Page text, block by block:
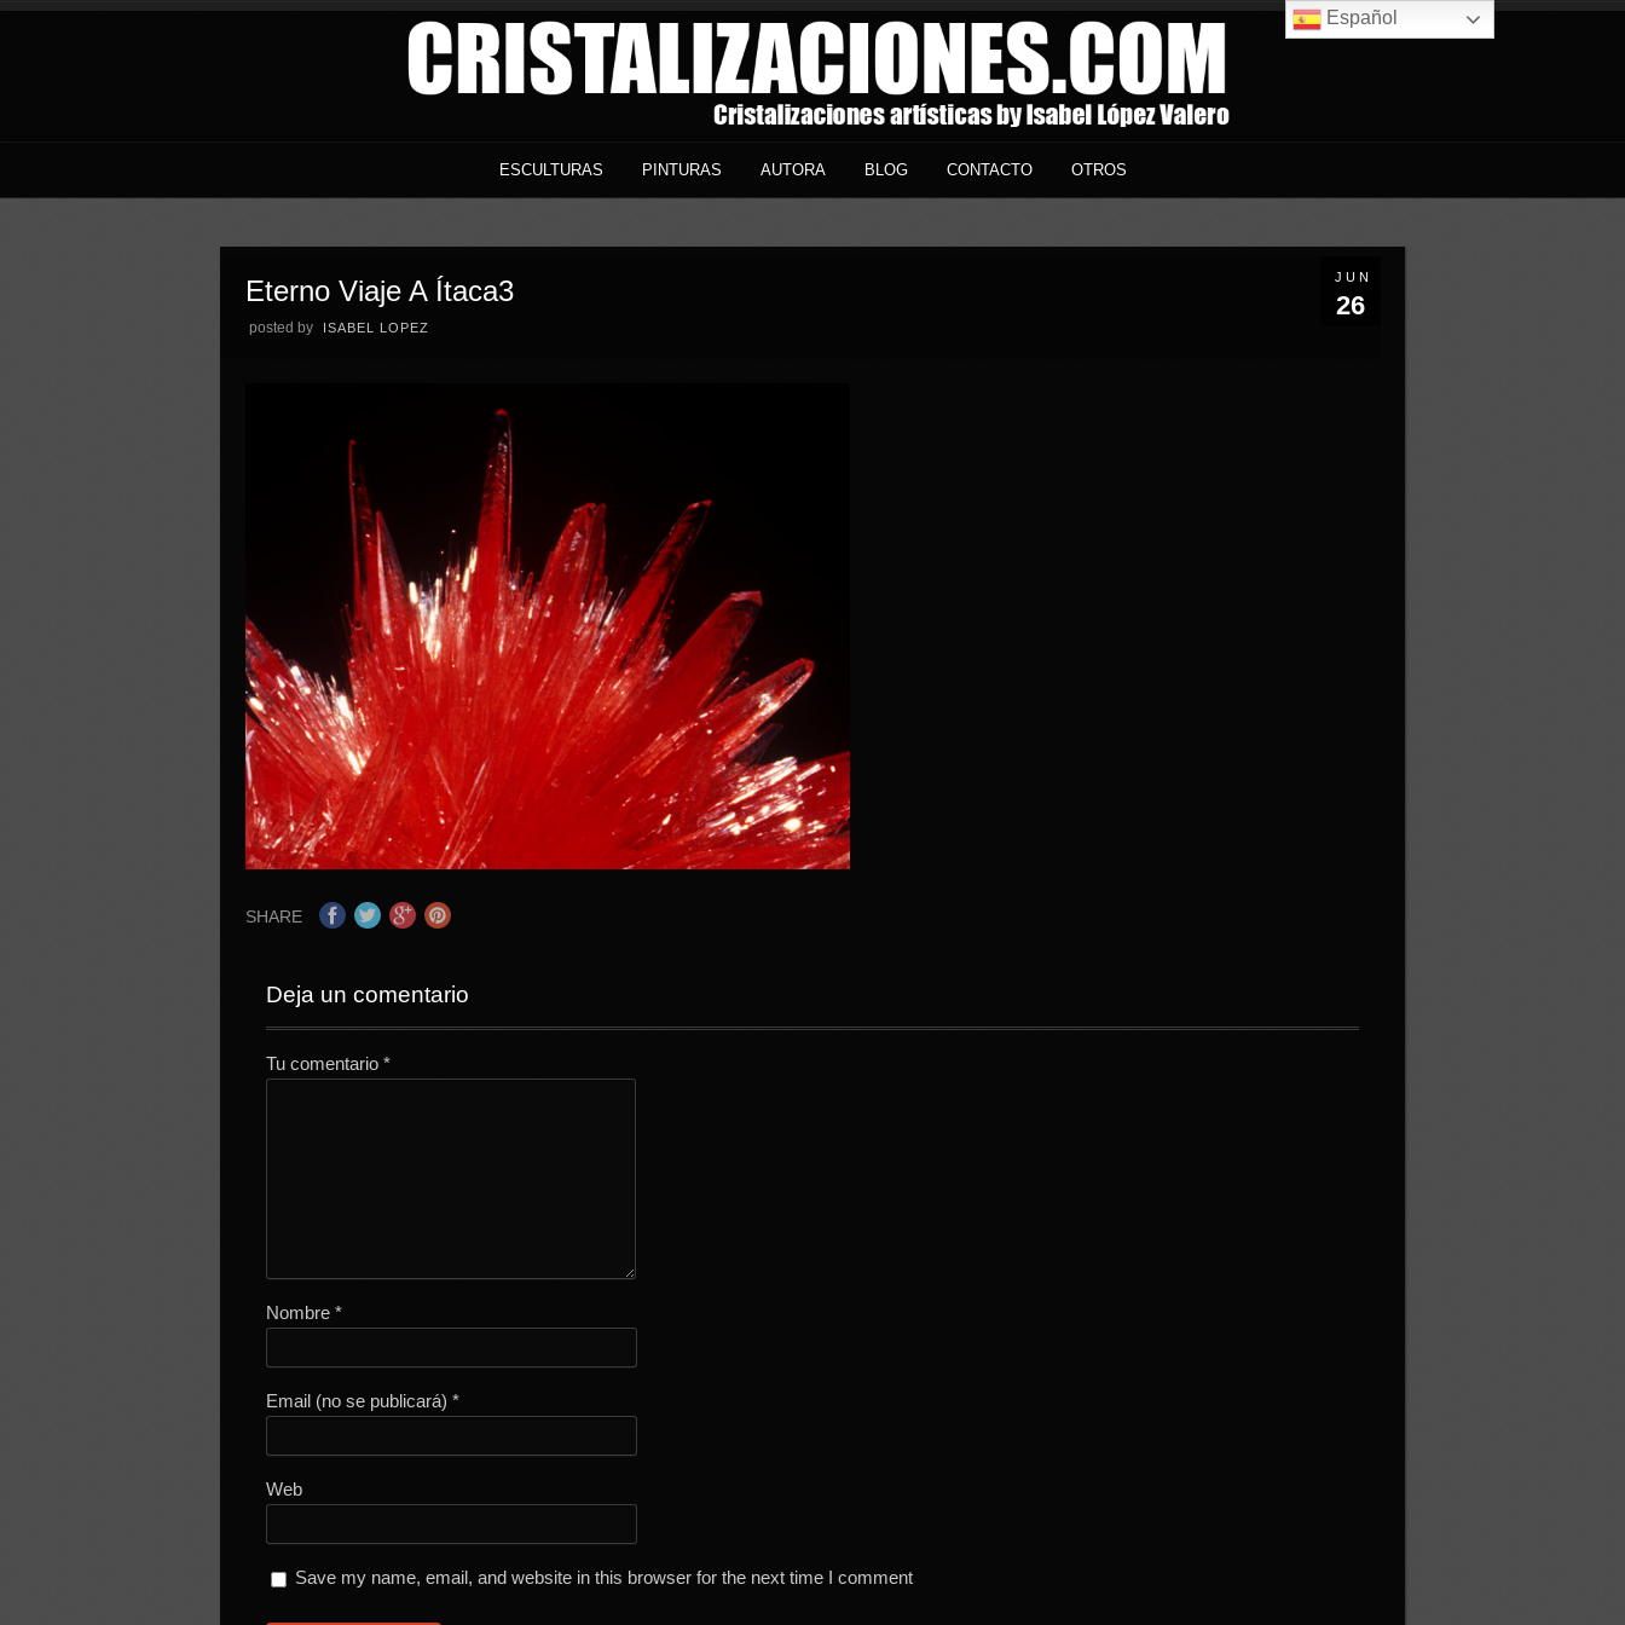
ESCULTURAS PINTURAS AUTORA BLOG CONTACTO OTROS
JUN
26
Eterno Viaje A Ítaca3
posted by ISABEL LOPEZ
SHARE
Deja un comentario
Tu comentario*
Nombre*
Email (no se publicará)*
Web
Save my name, email, and website in this browser for the next time I comment
Español